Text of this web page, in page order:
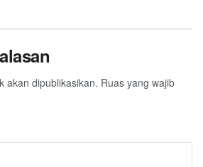
akan dipublikasikan. Ruas yang wajib